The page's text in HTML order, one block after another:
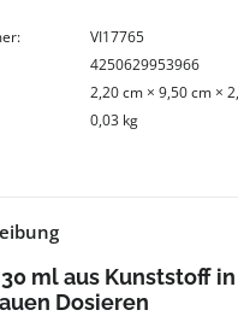
VI17765
4250629953966
2,20 cm × 9,50 cm ×
0,03 kg
ml aus Kunststoff
Dosieren